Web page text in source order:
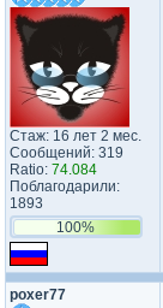
Стаж: 16 лет 2 мес.
Сообщений: 319
Ratio: 74.084
Поблагодарили:
1893
100%
poxer77